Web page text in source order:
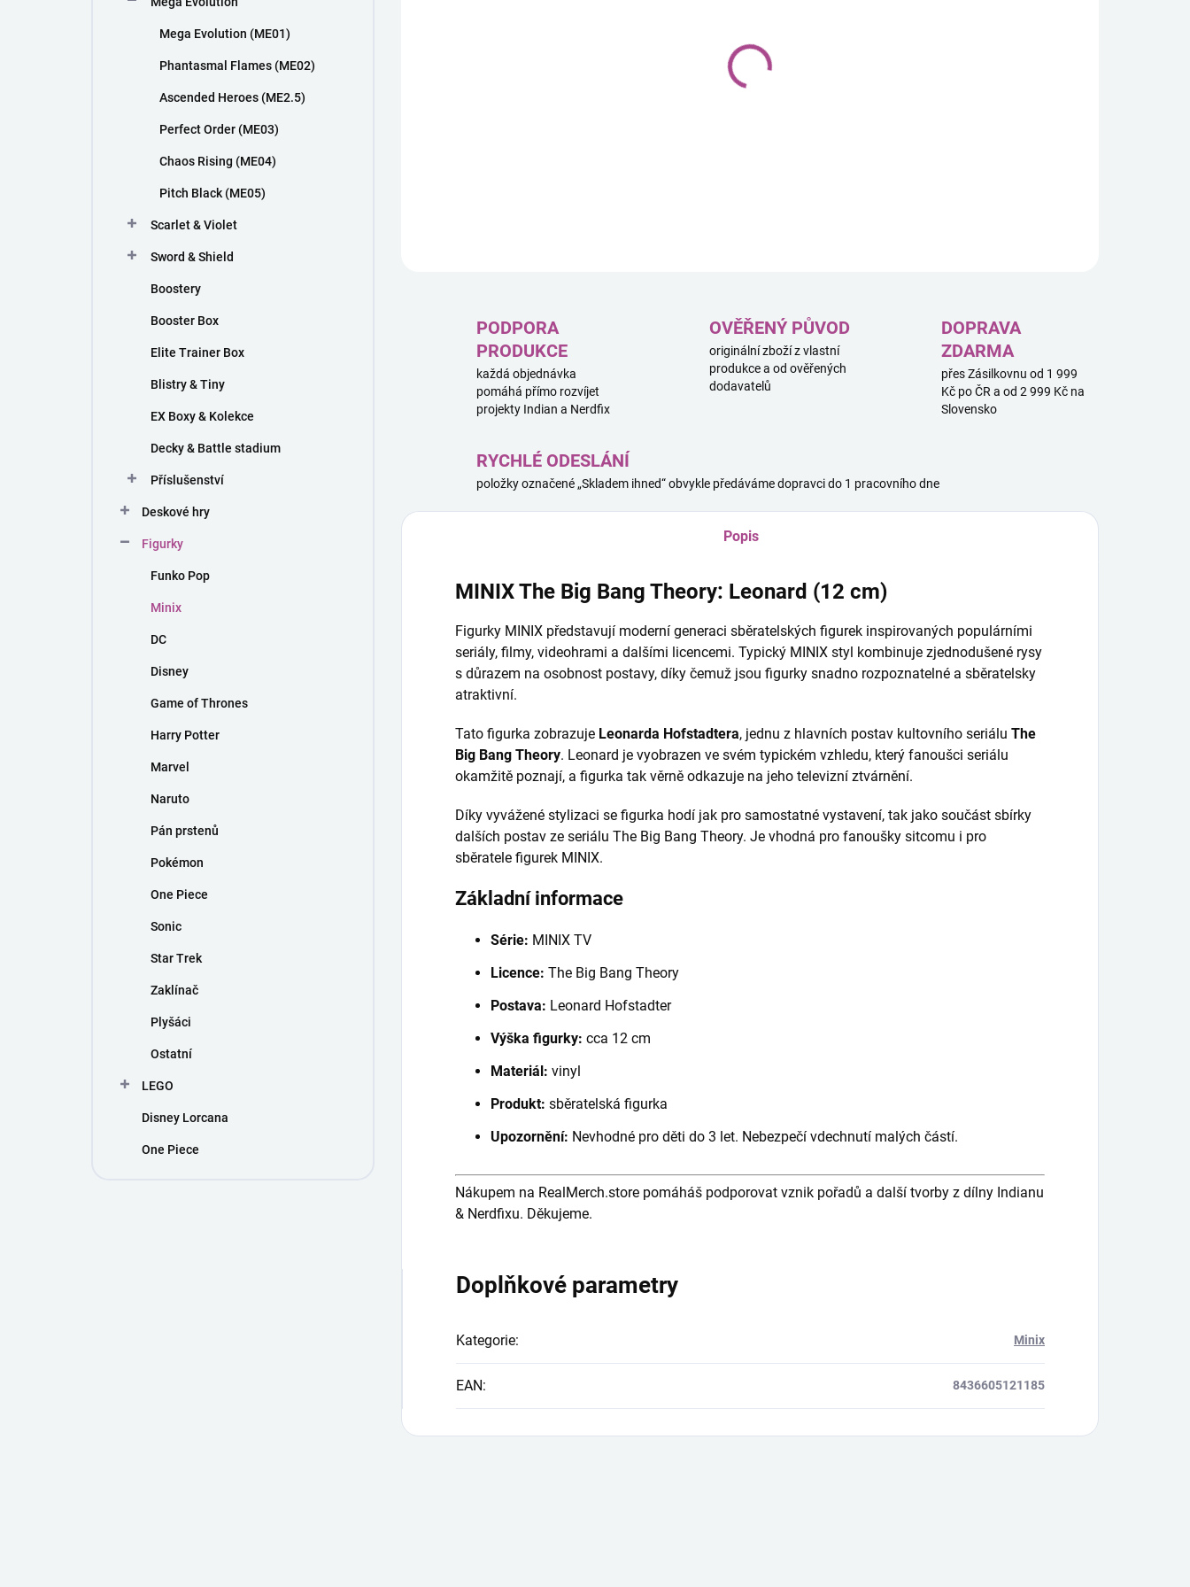
Mega Evolution (ME01)
Phantasmal Flames (ME02)
Ascended Heroes (ME2.5)
Perfect Order (ME03)
Chaos Rising (ME04)
Pitch Black (ME05)
Scarlet & Violet
Sword & Shield
Boostery
Booster Box
Elite Trainer Box
Blistry & Tiny
EX Boxy & Kolekce
Decky & Battle stadium
Příslušenství
Deskové hry
Figurky
Funko Pop
Minix
DC
Disney
Game of Thrones
Harry Potter
Marvel
Naruto
Pán prstenů
Pokémon
One Piece
Sonic
Star Trek
Zaklínač
Plyšáci
Ostatní
LEGO
Disney Lorcana
One Piece
PODPORA
PRODUKCE
každá objednávka
pomáhá přímo rozvíjet
projekty Indian a Nerdfix
OVĚŘENÝ PŮVOD
originální zboží z vlastní
produkce a od ověřených
dodavatelů
DOPRAVA
ZDARMA
přes Zásilkovnu od 1 999
Kč po ČR a od 2 999 Kč na
Slovensko
RYCHLÉ ODESLÁNÍ
položky označené „Skladem ihned“ obvykle předáváme dopravci do 1 pracovního dne
Popis
MINIX The Big Bang Theory: Leonard (12 cm)
Figurky MINIX představují moderní generaci sběratelských figurek inspirovaných populárními
seriály, filmy, videohrami a dalšími licencemi. Typický MINIX styl kombinuje zjednodušené rysy
s důrazem na osobnost postavy, díky čemuž jsou figurky snadno rozpoznatelné a sběratelsky
atraktivní.
Tato figurka zobrazuje Leonarda Hofstadtera, jednu z hlavních postav kultovního seriálu The
Big Bang Theory. Leonard je vyobrazen ve svém typickém vzhledu, který fanoušci seriálu
okamžitě poznají, a figurka tak věrně odkazuje na jeho televizní ztvárnění.
Díky vyvážené stylizaci se figurka hodí jak pro samostatné vystavení, tak jako součást sbírky
dalších postav ze seriálu The Big Bang Theory. Je vhodná pro fanoušky sitcomu i pro
sběratele figurek MINIX.
Základní informace
Série: MINIX TV
Licence: The Big Bang Theory
Postava: Leonard Hofstadter
Výška figurky: cca 12 cm
Materiál: vinyl
Produkt: sběratelská figurka
Upozornění: Nevhodné pro děti do 3 let. Nebezpečí vdechnutí malých částí.
Nákupem na RealMerch.store pomáháš podporovat vznik pořadů a další tvorby z dílny Indianu
& Nerdfixu. Děkujeme.
Doplňkové parametry
Kategorie: Minix
EAN: 8436605121185